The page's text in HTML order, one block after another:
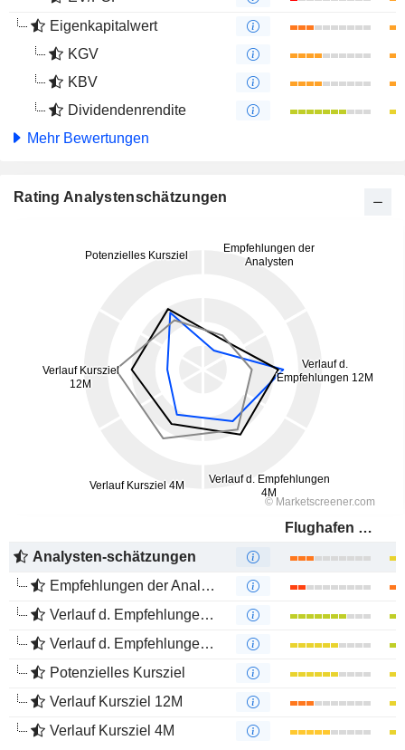
Eigenkapitalwert
KGV
KBV
Dividendenrendite
Mehr Bewertungen
Rating Analystenschätzungen
Flughafen Wien AG
Analysten-schätzungen
Empfehlungen der Analysten
Verlauf d. Empfehlungen 12M
Verlauf d. Empfehlungen 4M
Potenzielles Kursziel
Verlauf Kursziel 12M
Verlauf Kursziel 4M